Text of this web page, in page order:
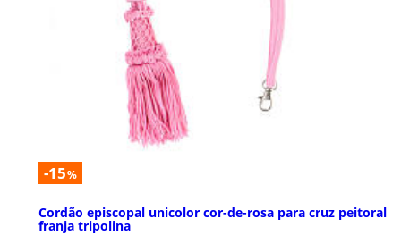
-15%
Cordão episcopal unicolor cor-de-rosa para cruz peitoral
franja tripolina